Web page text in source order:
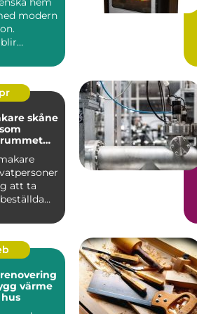
modern
s...
skåne
att ta